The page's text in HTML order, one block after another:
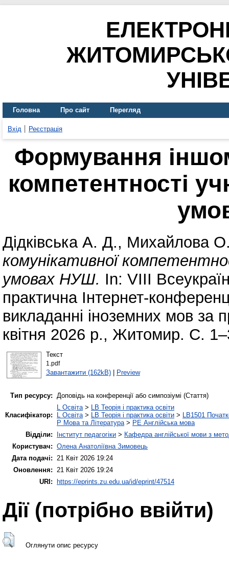
Головна Про сайт Перегляд
Вхід Реєстрація
Формування
компетентності
Дідківська А. Д., Михайлова
комунікативної
умовах НУШ. In: VІІІ
практична Інтернет-
викладанні іноземних мов
квітня 2026 р., Житомир. С.
Текст
1.pdf
Завантажити (162kB)| Preview
Тип ресурсу: Доповідь на конференції або симпозіумі (Стаття)
Класифікатор:
L Освіта> LB Теорія і практика освіти
L Освіта> LB Теорія і практика освіти > LB1501
P Мова та Література> PE Англійська мова
Відділи:
Інститут педагогіки > Кафедра англійської мови з
Користувач: Олена Анатоліївна Зимовець
Дата подачі: 21 Квіт 2026 19:24
Оновлення: 21 Квіт 2026 19:24
URI:
https://eprints.zu.edu.ua/id/eprint/47514
Дії ​​(потрібно ввійти)
Оглянути опис ресурсу